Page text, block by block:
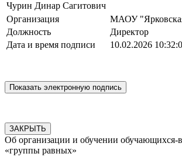
Чурин Динар Сагитович
Организация
МАОУ
Должность
Директор
Дата и время подписи
10.02.2026
ЗАКРЫТЬ
Об организации и обучении обучающихся-
«группы равных»